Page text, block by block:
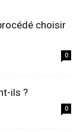
choisir
0
ils ?
0